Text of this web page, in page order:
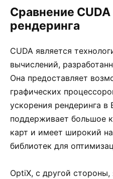
Сравнение
рендеринга
CUDA является
вычислений,
Она предоставляет
графических
ускорения рендеринга в
поддерживает большое
карт и имеет широкий
библиотек для
OptiX, с другой